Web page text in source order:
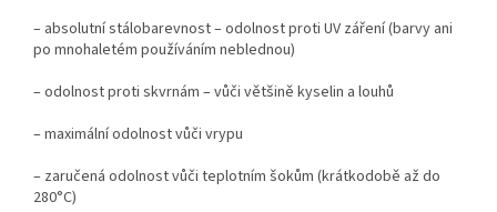
– absolutní stálobarevnost – odolnost proti UV záření (barvy ani
po mnohaletém používáním neblednou)
– odolnost proti skvrnám – vůči většině kyselin a louhů
– maximální odolnost vůči vrypu
– zaručená odolnost vůči teplotním šokům (krátkodobě až do
280°C)